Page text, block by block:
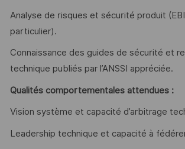
Analyse de risques et sécurité produit
particulier).
Connaissance des guides de sécurité et
technique publiés par l’ANSSI appréciée.
Qualités comportementales attendues :
Vision système et capacité d’arbitrage
Leadership technique et capacité à